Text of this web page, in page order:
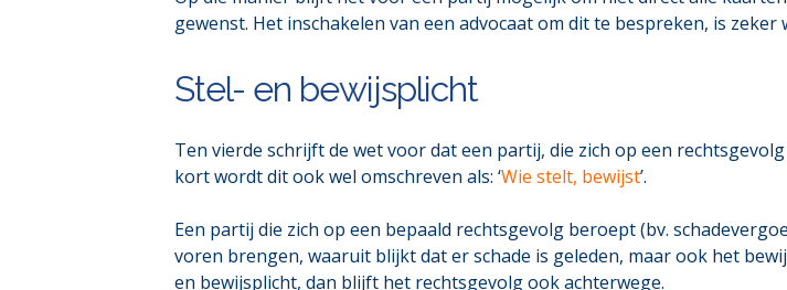
gewenst. Het inschakelen van een advocaat om dit te bespreken, is zeker
Stel- en bewijsplicht
Ten vierde schrijft de wet voor dat een partij, die zich op een
kort wordt dit ook wel omschreven als: ‘Wie stelt, bewijst’.
Een partij die zich op een bepaald rechtsgevolg beroept (bv.
voren brengen, waaruit blijkt dat er schade is geleden, maar ook het
en bewijsplicht, dan blijft het rechtsgevolg ook achterwege.